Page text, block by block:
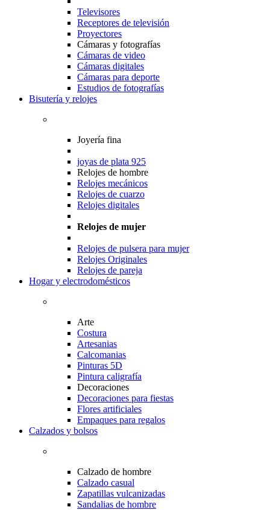
Televisores
Receptores de televisión
Proyectores
Cámaras y fotografías
Cámaras de video
Cámaras digitales
Cámaras para deporte
Estudios de fotografías
Bisutería y relojes
Joyería fina
joyas de plata 925
Relojes de hombre
Relojes mecánicos
Relojes de cuarzo
Relojes digitales
Relojes de mujer
Relojes de pulsera para mujer
Relojes Originales
Relojes de pareja
Hogar y electrodomésticos
Arte
Costura
Artesanias
Calcomanias
Pinturas 5D
Pintura caligrafía
Decoraciones
Decoraciones para fiestas
Flores artificiales
Empaques para regalos
Calzados y bolsos
Calzado de hombre
Calzado casual
Zapatillas vulcanizadas
Sandalias de hombre